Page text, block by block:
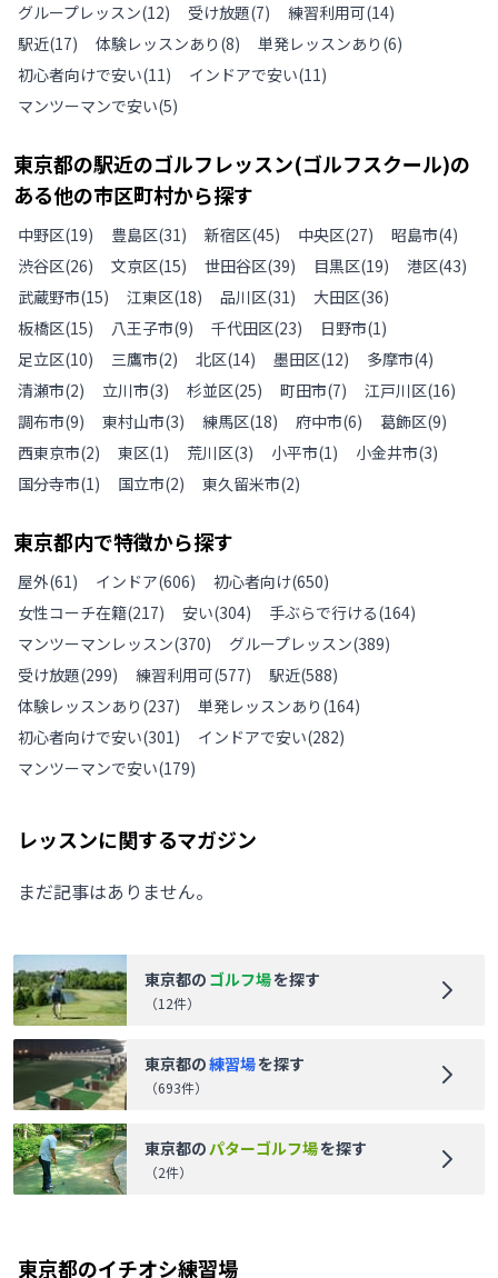
グループレッスン(12) 受け放題(7) 練習利用可(14)
駅近(17) 体験レッスンあり (8) 単発レッスンあり (6)
初心者向けで安い(11) インドアで安い(11)
マンツーマンで安い(5)
東京都の駅近のゴルフレッスン(ゴルフスクール)の
ある他の市区町村から探す
中野区(19) 豊島区(31) 新宿区(45) 中央区(27) 昭島市(4)
渋谷区(26) 文京区(15) 世田谷区(39) 目黒区(19) 港区(43)
武蔵野市(15) 江東区(18) 品川区(31) 大田区(36)
板橋区(15) 八王子市(9) 千代田区(23) 日野市(1)
足立区(10) 三鷹市(2) 北区(14) 墨田区(12) 多摩市(4)
清瀬市(2) 立川市(3) 杉並区(25) 町田市(7) 江戸川区(16)
調布市(9) 東村山市(3) 練馬区(18) 府中市(6) 葛飾区(9)
西東京市(2) 東区(1) 荒川区(3) 小平市(1) 小金井市(3)
国分寺市(1) 国立市(2) 東久留米市(2)
東京都内で特徴から探す
屋外(61) インドア(606) 初心者向け(650)
女性コーチ在籍(217) 安い(304) 手ぶらで行ける(164)
マンツーマンレッスン(370) グループレッスン(389)
受け放題(299) 練習利用可(577) 駅近(588)
体験レッスンあり (237) 単発レッスンあり (164)
初心者向けで安い(301) インドアで安い(282)
マンツーマンで安い(179)
レッスンに関するマガジン
まだ記事はありません。
東京都の ゴルフ場を探す
（12件）
東京都の練習場を探す
（693件）
東京都のパターゴルフ場を探す
（2件）
東京都のイチオシ練習場